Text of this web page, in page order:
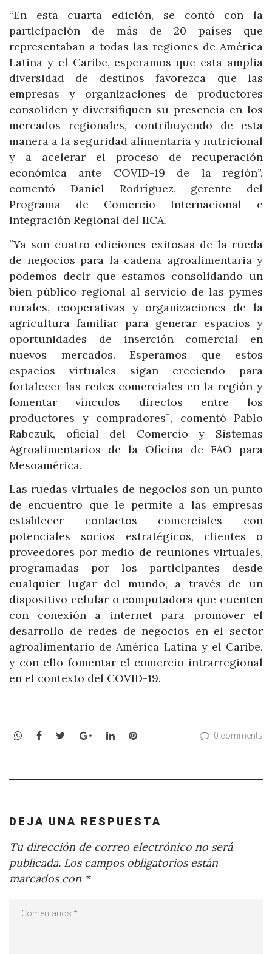
“En esta cuarta edición, se contó con la
participación de más de 20 países que
representaban a todas las regiones de América
Latina y el Caribe, esperamos que esta amplia
diversidad de destinos favorezca que las
empresas y organizaciones de productores
consoliden y diversifiquen su presencia en los
mercados regionales, contribuyendo de esta
manera a la seguridad alimentaria y nutricional
y a acelerar el proceso de recuperación
económica ante COVID-19 de la región”,
comentó Daniel Rodríguez, gerente del
Programa de Comercio Internacional e
Integración Regional del IICA.
¨Ya son cuatro ediciones exitosas de la rueda
de negocios para la cadena agroalimentaria y
podemos decir que estamos consolidando un
bien público regional al servicio de las pymes
rurales, cooperativas y organizaciones de la
agricultura familiar para generar espacios y
oportunidades de inserción comercial en
nuevos mercados. Esperamos que estos
espacios virtuales sigan creciendo para
fortalecer las redes comerciales en la región y
fomentar vínculos directos entre los
productores y compradores¨, comentó Pablo
Rabczuk, oficial del Comercio y Sistemas
Agroalimentarios de la Oficina de FAO para
Mesoamérica.
Las ruedas virtuales de negocios son un punto
de encuentro que le permite a las empresas
establecer contactos comerciales con
potenciales socios estratégicos, clientes o
proveedores por medio de reuniones virtuales,
programadas por los participantes desde
cualquier lugar del mundo, a través de un
dispositivo celular o computadora que cuenten
con conexión a internet para promover el
desarrollo de redes de negocios en el sector
agroalimentario de América Latina y el Caribe,
y con ello fomentar el comercio intrarregional
en el contexto del COVID-19.
WhatsApp
Facebook
TwitterGoogle+LinkedInPinterest 0 comments
DEJA UNA RESPUESTA
Tu dirección de correo electrónico no será
publicada. Los campos obligatorios están
marcados con *